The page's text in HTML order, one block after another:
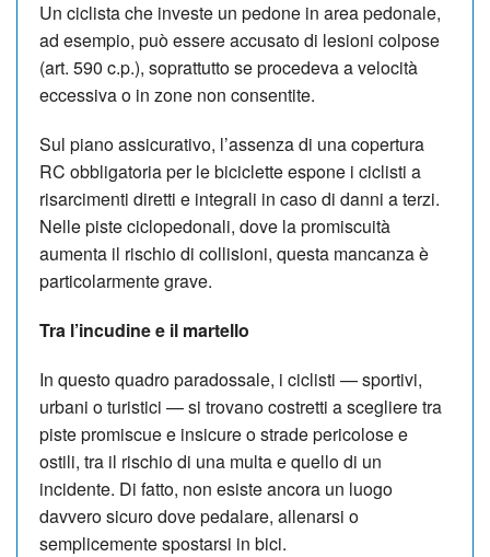
Un ciclista che investe un pedone in area pedonale,
ad esempio, può essere accusato di lesioni colpose
(art. 590 c.p.), soprattutto se procedeva a velocità
eccessiva o in zone non consentite.
Sul piano assicurativo, l’assenza di una copertura
RC obbligatoria per le biciclette espone i ciclisti a
risarcimenti diretti e integrali in caso di danni a terzi.
Nelle piste ciclopedonali, dove la promiscuità
aumenta il rischio di collisioni, questa mancanza è
particolarmente grave.
Tra l’incudine e il martello
In questo quadro paradossale, i ciclisti — sportivi,
urbani o turistici — si trovano costretti a scegliere tra
piste promiscue e insicure o strade pericolose e
ostili, tra il rischio di una multa e quello di un
incidente. Di fatto, non esiste ancora un luogo
davvero sicuro dove pedalare, allenarsi o
semplicemente spostarsi in bici.